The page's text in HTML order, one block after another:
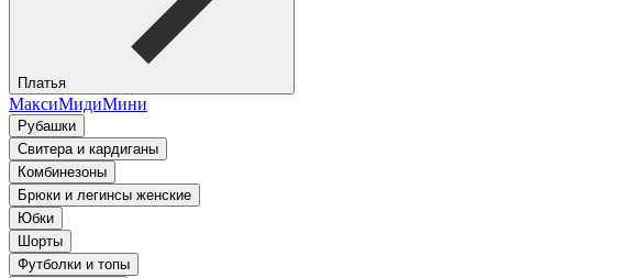
Платья
МаксиМидиМини
Рубашки
Свитера и кардиганы
Комбинезоны
Брюки и легинсы женские
Юбки
Шорты
Футболки и топы